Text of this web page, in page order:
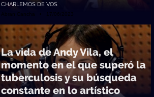
CHARLEMOS DE VOS
Abran Cancha • 17/06/2023
La vida de Andy Vila, el
momento en el que superó la
tuberculosis y su búsqueda
constante en lo artístico